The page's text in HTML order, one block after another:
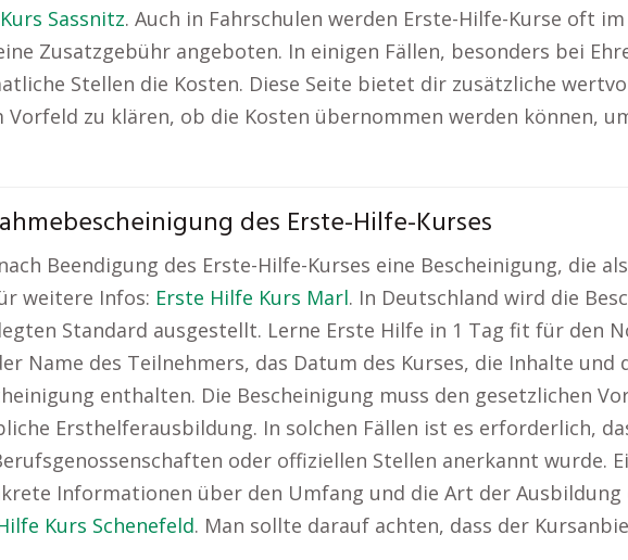
Sassnitz. Auch in Fahrschulen werden Erste-Hilfe-Kurse oft
Zusatzgebühr angeboten. In einigen Fällen, besonders bei
Stellen die Kosten. Diese Seite bietet dir zusätzliche
Vorfeld zu klären, ob die Kosten übernommen werden können,
des Erste-Hilfe-Kurses
Beendigung des Erste-Hilfe-Kurses eine Bescheinigung, die
weitere Infos: Erste Hilfe Kurs Marl. In Deutschland wird die
Standard ausgestellt. Lerne Erste Hilfe in 1 Tag fit für den
Name des Teilnehmers, das Datum des Kurses, die Inhalte
enthalten. Die Bescheinigung muss den gesetzlichen
Ersthelferausbildung. In solchen Fällen ist es erforderlich,
oder offiziellen Stellen anerkannt wurde.
Informationen über den Umfang und die Art der
Kurs Schenefeld. Man sollte darauf achten, dass der